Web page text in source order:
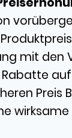
mit den
Preis